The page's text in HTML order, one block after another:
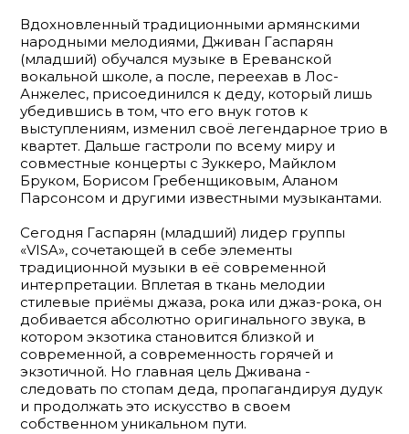
Вдохновленный традиционными армянскими
народными мелодиями, Дживан Гаспарян
(младший) обучался музыке в Ереванской
вокальной школе, а после, переехав в Лос-
Анжелес, присоединился к деду, который лишь
убедившись в том, что его внук готов к
выступлениям, изменил своё легендарное трио в
квартет. Дальше гастроли по всему миру и
совместные концерты с Зуккеро, Майклом
Бруком, Борисом Гребенщиковым, Аланом
Парсонсом и другими известными музыкантами.
Сегодня Гаспарян (младший) лидер группы
«VISA», сочетающей в себе элементы
традиционной музыки в её современной
интерпретации. Вплетая в ткань мелодии
стилевые приёмы джаза, рока или джаз-рока, он
добивается абсолютно оригинального звука, в
котором экзотика становится близкой и
современной, а современность горячей и
экзотичной. Но главная цель Дживана -
следовать по стопам деда, пропагандируя дудук
и продолжать это искусство в своем
собственном уникальном пути.